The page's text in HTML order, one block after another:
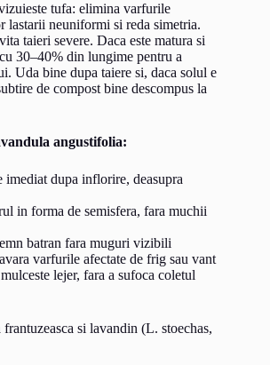
tufa: elimina varfurile
lastarii neuniformi si reda simetria.
taieri severe. Daca este matura si
30–40% din lungime pentru a
Uda bine dupa taiere si, daca solul e
de compost bine descompus la
angustifolia:
imediat dupa inflorire, deasupra
in forma de semisfera, fara muchii
batran fara muguri vizibili
varfurile afectate de frig sau vant
lejer, fara a sufoca coletul
si lavandin (L. stoechas,